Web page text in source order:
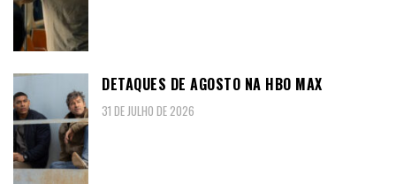
DETAQUES DE AGOSTO NA HBO MAX
31 DE JULHO DE 2026